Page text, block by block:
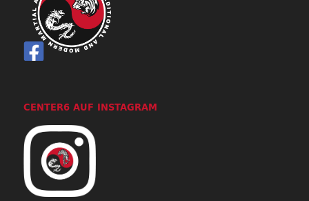
CENTER6 AUF INSTAGRAM